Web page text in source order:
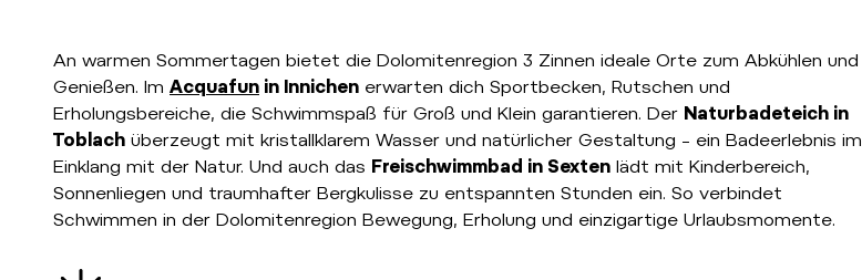
An warmen Sommertagen bietet die Dolomitenregion 3 Zinnen ideale Orte zum Abkühlen und
Genießen. Im Acquafun in Innichen erwarten dich Sportbecken, Rutschen und
Erholungsbereiche, die Schwimmspaß für Groß und Klein garantieren. Der Naturbadeteich in
Toblach überzeugt mit kristallklarem Wasser und natürlicher Gestaltung – ein Badeerlebnis im
Einklang mit der Natur. Und auch das Freischwimmbad in Sexten lädt mit Kinderbereich,
Sonnenliegen und traumhafter Bergkulisse zu entspannten Stunden ein. So verbindet
Schwimmen in der Dolomitenregion Bewegung, Erholung und einzigartige Urlaubsmomente.